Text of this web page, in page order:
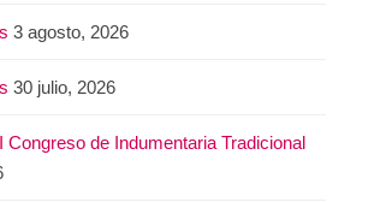
3 agosto, 2026
30 julio, 2026
Congreso de Indumentaria Tradicional